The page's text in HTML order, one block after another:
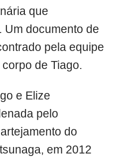
que
Um documento de
pela equipe
de Tiago.
e Elize
pelo
do
em 2012